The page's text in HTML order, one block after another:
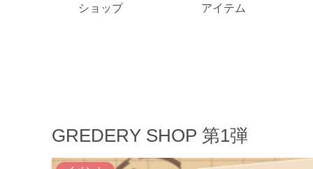
ショップ アイテム
GREDERY SHOP 第1弾